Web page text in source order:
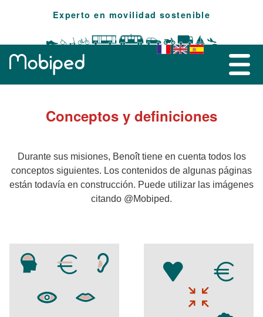
Experto en movilidad sostenible
Conceptos y definiciones
Durante sus misiones, Benoît tiene en cuenta todos los
conceptos siguientes. Los contenidos de algunas páginas
están todavía en construcción. Puede utilizar las imágenes
citando @Mobiped.